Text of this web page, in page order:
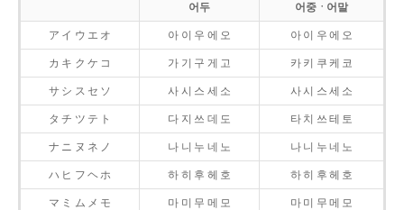
어두 어중ㆍ어말
ア イ ウ エ オ 아 이 우 에 오 아 이 우 에 오
カ キ ク ケ コ 가 기 구 게 고 카 키 쿠 케 코
サ シ ス セ ソ 사 시 스 세 소 사 시 스 세 소
タ チ ツ テ ト 다 지 쓰 데 도 타 치 쓰 테 토
ナ ニ ヌ ネ ノ 나 니 누 네 노 나 니 누 네 노
ハ ヒ フ ヘ ホ 하 히 후 헤 호 하 히 후 헤 호
マ ミ ム メ モ 마 미 무 메 모 마 미 무 메 모